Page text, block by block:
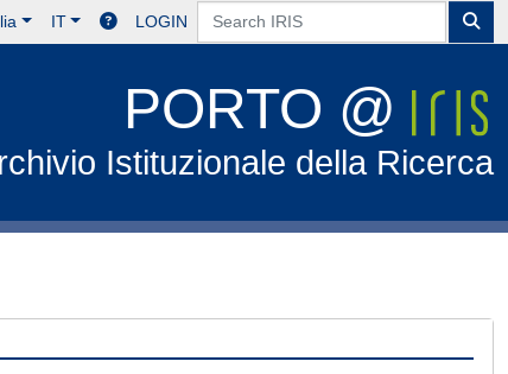
IT LOGIN
PORTO @
Istituzionale della Ricerca